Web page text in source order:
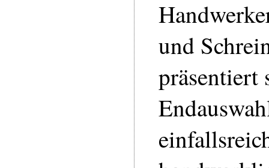
und
präsentiert